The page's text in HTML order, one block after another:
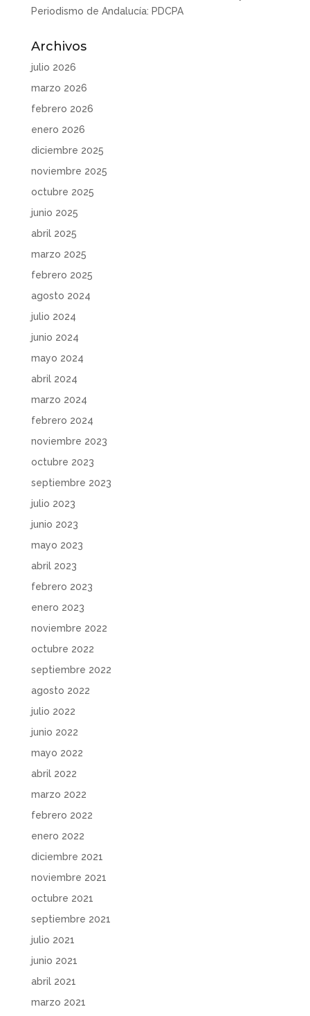
Periodismo de Andalucía: PDCPA
Archivos
julio 2026
marzo 2026
febrero 2026
enero 2026
diciembre 2025
noviembre 2025
octubre 2025
junio 2025
abril 2025
marzo 2025
febrero 2025
agosto 2024
julio 2024
junio 2024
mayo 2024
abril 2024
marzo 2024
febrero 2024
noviembre 2023
octubre 2023
septiembre 2023
julio 2023
junio 2023
mayo 2023
abril 2023
febrero 2023
enero 2023
noviembre 2022
octubre 2022
septiembre 2022
agosto 2022
julio 2022
junio 2022
mayo 2022
abril 2022
marzo 2022
febrero 2022
enero 2022
diciembre 2021
noviembre 2021
octubre 2021
septiembre 2021
julio 2021
junio 2021
abril 2021
marzo 2021